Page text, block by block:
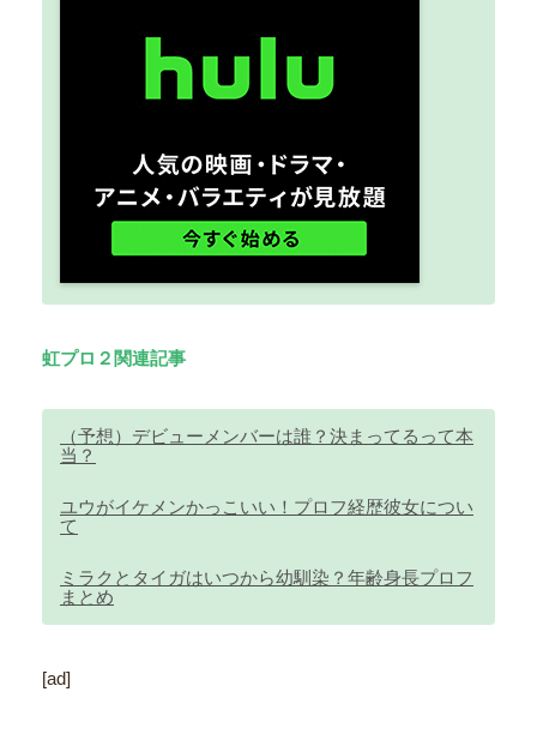
虹プロ２関連記事
（予想）デビューメンバーは誰？決まってるって本
当？
ユウがイケメンかっこいい！プロフ経歴彼女につい
て
ミラクとタイガはいつから幼馴染？年齢身長プロフ
まとめ
[ad]